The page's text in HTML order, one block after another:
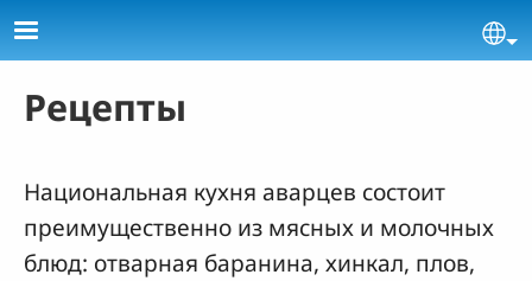
Skip to main content
Рецепты
Национальная кухня аварцев состоит
преимущественно из мясных и молочных
блюд: отварная баранина, хинкал, плов,